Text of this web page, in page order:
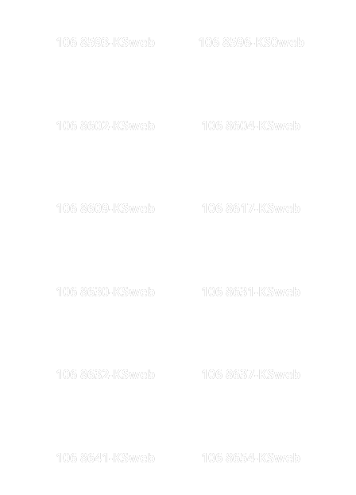
106 8593-KSweb 106 8596-KS0web
106 8602-KSweb 106 8604-KSweb
106 8609-KSweb 106 8617-KSweb
106 8630-KSweb 106 8631-KSweb
106 8632-KSweb 106 8637-KSweb
106 8641-KSweb 106 8654-KSweb